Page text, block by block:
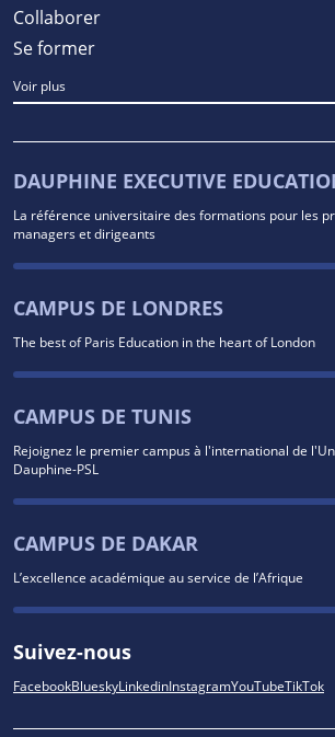
Collaborer
Se former
Voir plus
DAUPHINE EXECUTIVE
La référence universitaire des formations pour les
managers et dirigeants
CAMPUS DE LONDRES
The best of Paris Education in the heart of London
CAMPUS DE TUNIS
Rejoignez le premier campus à l'international de
Dauphine-PSL
CAMPUS DE DAKAR
L’excellence académique au service de l’Afrique
Suivez-nous
FacebookBlueskyLinkedinInstagramYouTubeTikTok